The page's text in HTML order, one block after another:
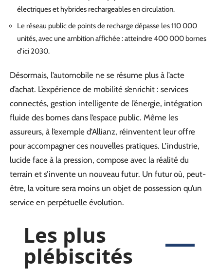
électriques et hybrides rechargeables en circulation.
Le réseau public de points de recharge dépasse les 110 000
unités, avec une ambition affichée : atteindre 400 000 bornes
d’ici 2030.
Désormais, l’automobile ne se résume plus à l’acte
d’achat. L’expérience de mobilité s’enrichit : services
connectés, gestion intelligente de l’énergie, intégration
fluide des bornes dans l’espace public. Même les
assureurs, à l’exemple d’Allianz, réinventent leur offre
pour accompagner ces nouvelles pratiques. L’industrie,
lucide face à la pression, compose avec la réalité du
terrain et s’invente un nouveau futur. Un futur où, peut-
être, la voiture sera moins un objet de possession qu’un
service en perpétuelle évolution.
Les plus
plébiscités